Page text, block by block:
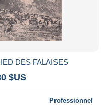
DES FALAISES
$US
Professionnel